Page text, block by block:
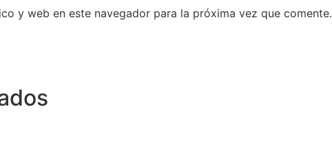
y web en este navegador para la próxima vez que comente.